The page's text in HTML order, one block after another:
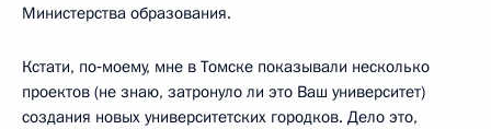
Министерства образования.
Кстати, по‑моему, мне в Томске показывали несколько
проектов (не знаю, затронуло ли это Ваш университет)
создания новых университетских городков. Дело это,